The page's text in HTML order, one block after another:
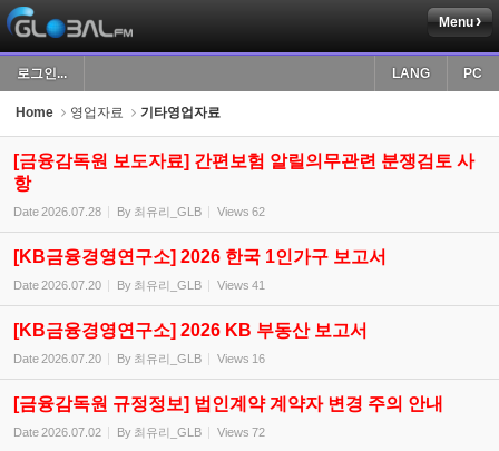
Menu
로그인... PC
LANG
Home 영업자료 기타영업자료
[금융감독원 보도자료] 간편보험 알릴의무관련 분쟁검토 사
항
Date2026.07.28 By 최유리_GLB Views 62
[KB금융경영연구소] 2026 한국 1인가구 보고서
Date2026.07.20 By 최유리_GLB Views 41
[KB금융경영연구소] 2026 KB 부동산 보고서
Date2026.07.20 By 최유리_GLB Views 16
[금융감독원 규정정보] 법인계약 계약자 변경 주의 안내
Date2026.07.02 By 최유리_GLB Views 72
Sketchbook5, 스케치북5
Sketchbook5, 스케치북5